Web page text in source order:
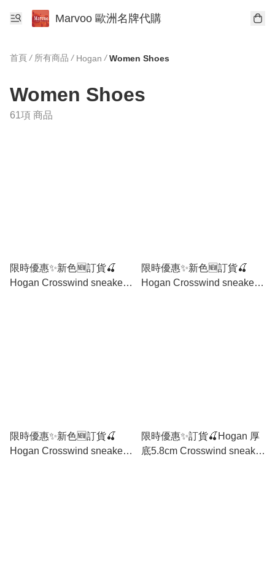
Marvoo 歐洲名牌代購
首頁 / 所有商品 / Hogan / Women Shoes
Women Shoes
61項 商品
限時優惠✨新色🆕訂貨🍒
Hogan Crosswind sneaker
限時優惠✨新色🆕訂貨🍒
Hogan Crosswind sneaker
限時優惠✨新色🆕訂貨🍒
Hogan Crosswind sneaker
限時優惠✨訂貨🍒Hogan 厚
底5.8cm Crosswind sneaker